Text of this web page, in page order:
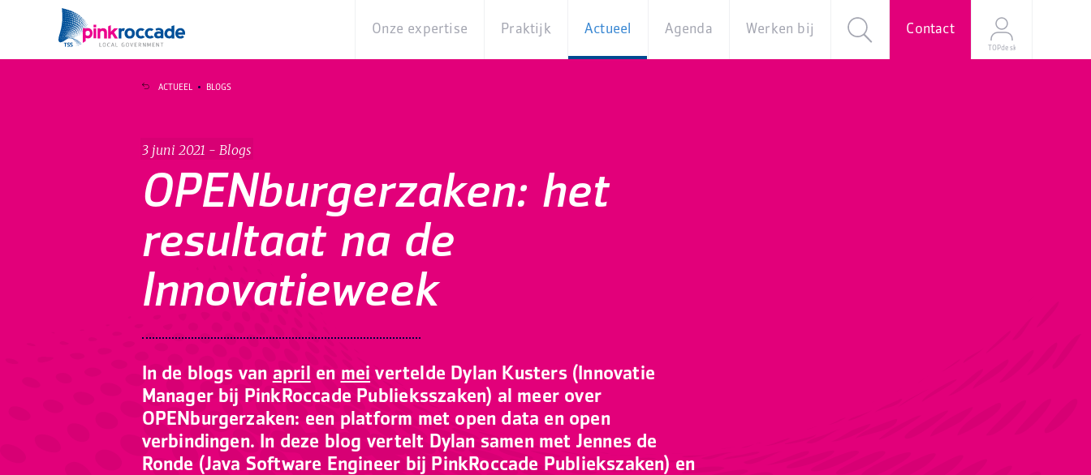
Onze expertise
Thema's
Praktijk
Best
Practices
iBurgerzaken
Actueel Agenda Werken bij Contact
TOPdesk
3 juni 2021 - Blogs
OPENburgerzaken: het
resultaat na de
Innovatieweek
In de blogs van april en mei vertelde Dylan Kusters (Innovatie
Manager bij PinkRoccade Publieksszaken) al meer over
OPENburgerzaken: een platform met open data en open
verbindingen. In deze blog vertelt Dylan samen met Jennes de
Ronde (Java Software Engineer bij PinkRoccade Publiekszaken) en
ACTUEEL BLOGS